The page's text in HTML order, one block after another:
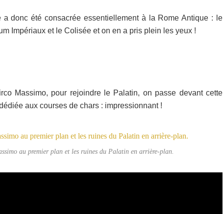
a donc été consacrée essentiellement à la Rome Antique : le
Impériaux et le Colisée et on en a pris plein les yeux !
Massimo, pour rejoindre le Palatin, on passe devant cette
aux courses de chars : impressionnant !
au premier plan et les ruines du Palatin en arrière-plan.